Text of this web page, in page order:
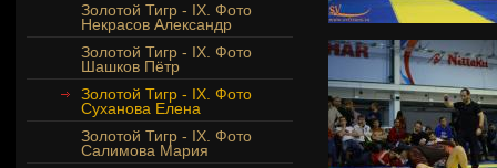
Золотой Тигр - IX. Фото
Некрасов Александр
Золотой Тигр - IX. Фото
Шашков Пётр
Золотой Тигр - IX. Фото
Суханова Елена
Золотой Тигр - IX. Фото
Салимова Мария